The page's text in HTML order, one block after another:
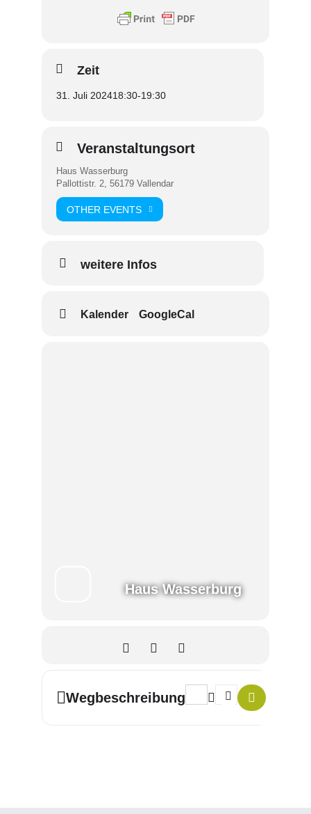
Zeit
31. Juli 202418:30-19:30
Veranstaltungsort
Haus Wasserburg
Pallottistr. 2, 56179 Vallendar
OTHER EVENTS
weitere Infos
Kalender GoogleCal
Haus Wasserburg
Wegbeschreibung Address - Tänze und
Destination Address